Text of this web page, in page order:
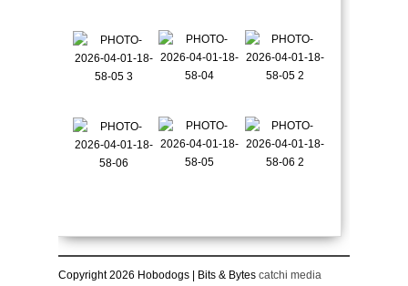
Copyright 2026 Hobodogs | Bits & Bytes catchi media